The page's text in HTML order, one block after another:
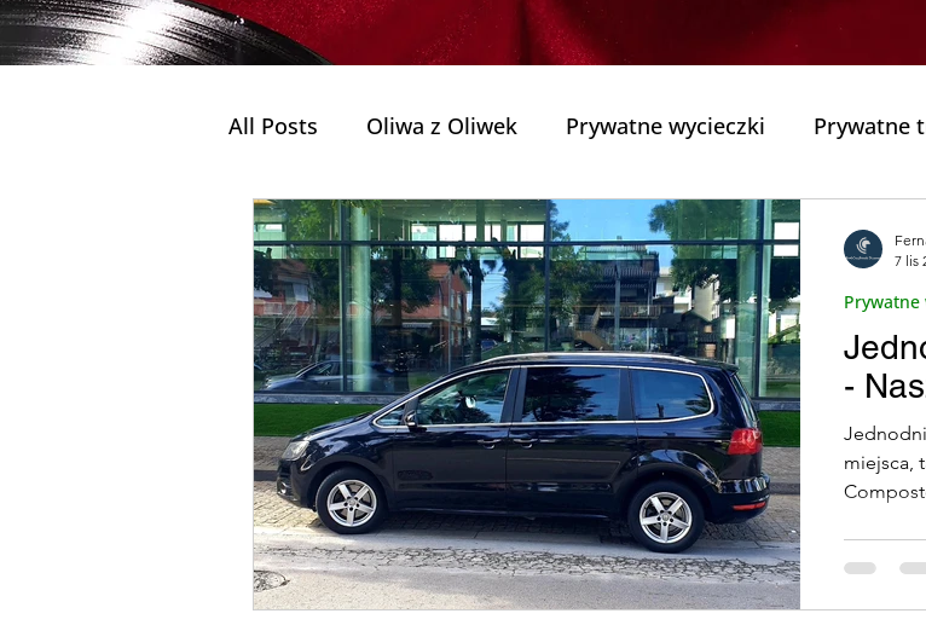
All Posts Oliwa z Oliwek Prywatne wycieczki Prywatne
Najlepsze wycieczki z przewodnikiem Najlepsza wycieczka
Jednodniowe wycieczki Kościoły Historyczne Jeziora i
Prywatna wycieczka do Porto Zdrowie Przygody w
Szlaki i Wędrówki (Trilhos e cam) Turystyka Odpowiedzialna
Inteligentna Mobilność Zielona Mobilność Rodziny i
-
miejsca,
Prywatne
7 lis